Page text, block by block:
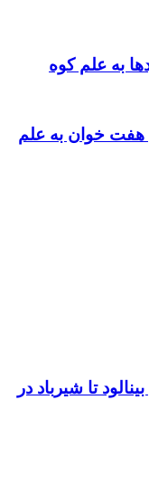
به علم کوه
خوان به علم
تا شیرباد در